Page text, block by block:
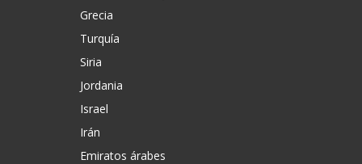
Grecia
Turquía
Siria
Jordania
Israel
Irán
Emiratos árabes